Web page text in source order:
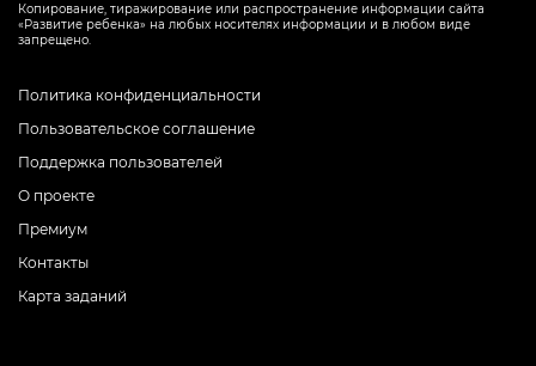
Копирование, тиражирование или распространение информации сайта
«Развитие ребенка» на любых носителях информации и в любом виде
запрещено.
Политика конфиденциальности
Пользовательское соглашение
Поддержка пользователей
О проекте
Премиум
Контакты
Карта заданий